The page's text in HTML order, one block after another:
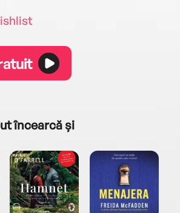
încearcă și